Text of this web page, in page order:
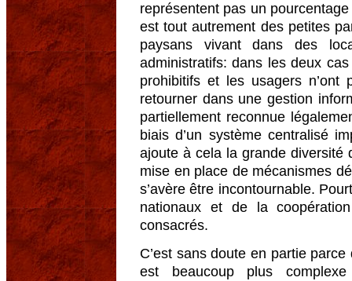
représentent pas un
est tout autrement des petites
paysans vivant dans des
administratifs: dans les deux
prohibitifs et les usagers n’ont
retourner dans une gestion
partiellement reconnue
biais d’un système centralisé
ajoute à cela la grande diversité
mise en place de mécanismes
s’avère être incontournable.
nationaux et de la
consacrés.
C’est sans doute en partie
est beaucoup plus